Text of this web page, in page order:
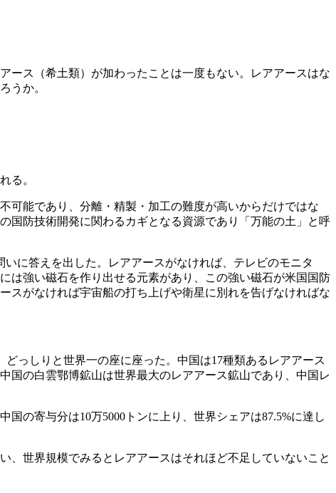
ース（希土類）が加わったことは一度もない。レアアースはな
うか。
る。
可能であり、分離 ・ 精製 ・ 加工の難度が高いからだけではな
国防技術開発に関わるカギとなる資源であり「万能の土」と呼
いに答えを出した。レアアースがなければ、テレビのモニタ
は強い磁石を作り出せる元素があり、この強い磁石が米国国防
スがなければ宇宙船の打ち上げや衛星に別れを告げなければな
っしりと世界一の座に座った。中国は17種類あるレアアース
国の白雲鄂博鉱山は世界最大のレアアース鉱山であり、中国レ
の寄与分は10万5000トンに上り、世界シェアは87.5%に達し
、世界規模でみるとレアアースはそれほど不足していないこと